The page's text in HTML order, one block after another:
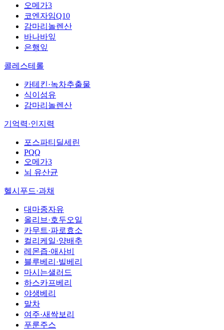
오메가3
코엔자임Q10
감마리놀렌산
바나바잎
은행잎
콜레스테롤
카테킨·녹차추출물
식이섬유
감마리놀렌산
기억력·인지력
포스파티딜세린
PQQ
오메가3
뇌 유산균
헬시푸드·과채
대마종자유
올리브·호두오일
카무트·파로효소
컬리케일·양배추
레몬즙·애사비
블루베리·빌베리
마시는샐러드
하스카프베리
야생베리
말차
여주·새싹보리
푸룬주스